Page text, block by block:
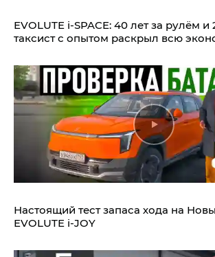
EVOLUTE i‑SPACE: 40 лет за рулём
таксист с опытом раскрыл всю
Настоящий тест запаса хода на
EVOLUTE i‑JOY